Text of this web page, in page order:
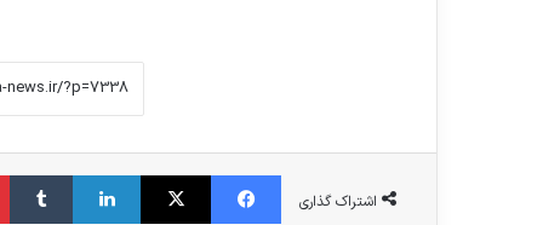
اشتراک گذاری
فیس بوک X لینکدین ‫تامبلر